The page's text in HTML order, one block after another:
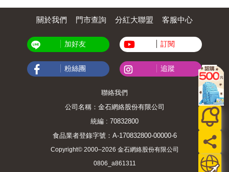
關於我們 門市查詢 分紅大聯盟 客服中心
加好友 訂閱
粉絲團 追蹤
聯絡我們
公司名稱：金石網絡股份有限公司
統編 : 70832800
食品業者登錄字號：A-170832800-00000-6
Copyright© 2000–2026 金石網絡股份有限公司
0806_a861311